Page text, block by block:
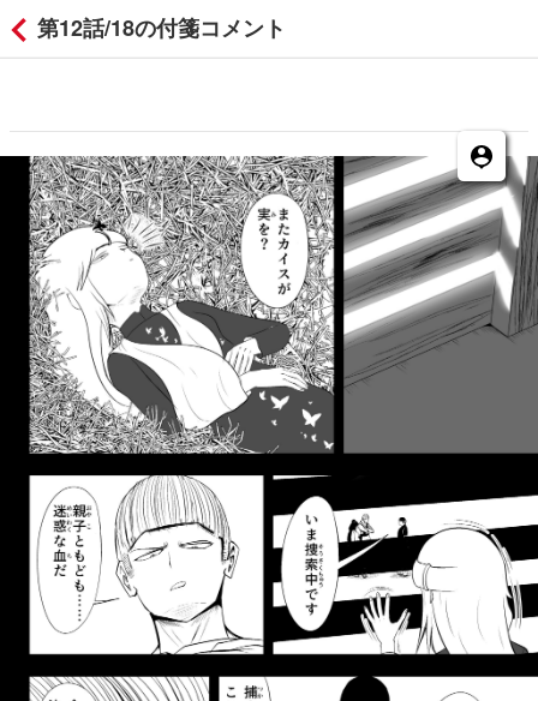
第12話/18の付箋コメント